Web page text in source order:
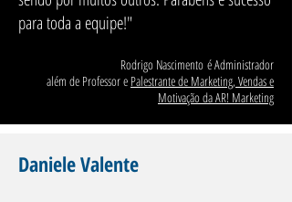
para toda a equipe!"
Rodrigo Nascimento é Administrador
além de Professor e Palestrante de Marketing, Vendas e
Motivação da AR! Marketing
Daniele Valente